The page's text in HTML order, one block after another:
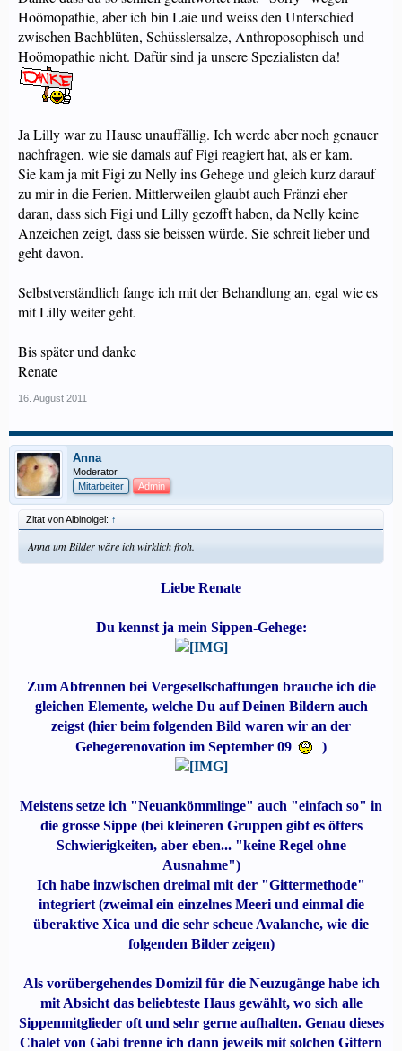
Hoömopathie, aber ich bin Laie und weiss den Unterschied
zwischen Bachblüten, Schüsslersalze, Anthroposophisch und
Hoömopathie nicht. Dafür sind ja unsere Spezialisten da!
Ja Lilly war zu Hause unauffällig. Ich werde aber noch genauer
nachfragen, wie sie damals auf Figi reagiert hat, als er kam.
Sie kam ja mit Figi zu Nelly ins Gehege und gleich kurz darauf
zu mir in die Ferien. Mittlerweilen glaubt auch Fränzi eher
daran, dass sich Figi und Lilly gezofft haben, da Nelly keine
Anzeichen zeigt, dass sie beissen würde. Sie schreit lieber und
geht davon.
Selbstverständlich fange ich mit der Behandlung an, egal wie es
mit Lilly weiter geht.
Bis später und danke
Renate
16. August 2011
Anna
Moderator
Mitarbeiter
Admin
Zitat von Albinoigel: ↑
Anna um Bilder wäre ich wirklich froh.
Liebe Renate
Du kennst ja mein Sippen-Gehege:
Zum Abtrennen bei Vergesellschaftungen brauche ich die
gleichen Elemente, welche Du auf Deinen Bildern auch
zeigst (hier beim folgenden Bild waren wir an der
Gehegerenovation im September 09
)
Meistens setze ich "Neuankömmlinge" auch "einfach so" in
die grosse Sippe (bei kleineren Gruppen gibt es öfters
Schwierigkeiten, aber eben... "keine Regel ohne
Ausnahme")
Ich habe inzwischen dreimal mit der "Gittermethode"
integriert (zweimal ein einzelnes Meeri und einmal die
überaktive Xica und die sehr scheue Avalanche, wie die
folgenden Bilder zeigen)
Als vorübergehendes Domizil für die Neuzugänge habe ich
mit Absicht das beliebteste Haus gewählt, wo sich alle
Sippenmitglieder oft und sehr gerne aufhalten. Genau dieses
Chalet von Gabi trenne ich dann jeweils mit solchen Gittern